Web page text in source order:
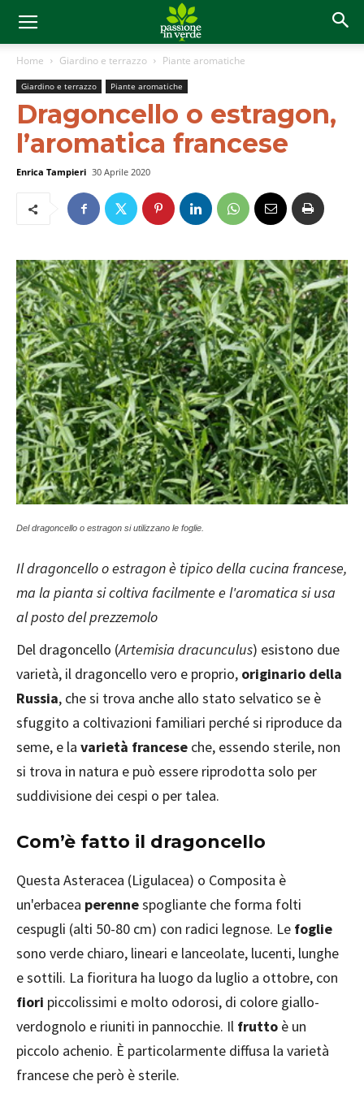
Home Giardino e terrazzo Piante aromatiche
Giardino e terrazzo Piante aromatiche
Dragoncello o estragon,
l’aromatica francese
Enrica Tampieri 30 Aprile 2020
Del dragoncello o estragon si utilizzano le foglie.
Il dragoncello o estragon è tipico della cucina francese,
ma la pianta si coltiva facilmente e l'aromatica si usa
al posto del prezzemolo
Del dragoncello (Artemisia dracunculus) esistono due
varietà, il dragoncello vero e proprio, originario della
Russia, che si trova anche allo stato selvatico se è
sfuggito a coltivazioni familiari perché si riproduce da
seme, e la varietà francese che, essendo sterile, non
si trova in natura e può essere riprodotta solo per
suddivisione dei cespi o per talea.
Com’è fatto il dragoncello
Questa Asteracea (Ligulacea) o Composita è
un'erbacea perennespogliante che forma folti
cespugli (alti 50-80 cm) con radici legnose. Le foglie
sono verde chiaro, lineari e lanceolate, lucenti, lunghe
e sottili. La fioritura ha luogo da luglio a ottobre, con
fiori piccolissimi e molto odorosi, di colore giallo-
verdognolo e riuniti in pannocchie. Il frutto è un
piccolo achenio. È particolarmente diffusa la varietà
francese che però è sterile.